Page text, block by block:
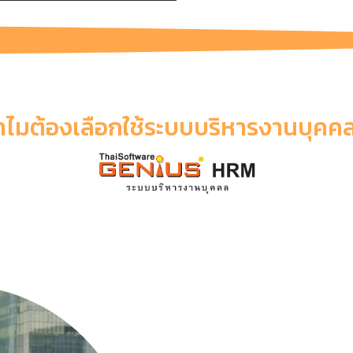
มต้องเลือกใช้ระบบบริหารงานบุคค